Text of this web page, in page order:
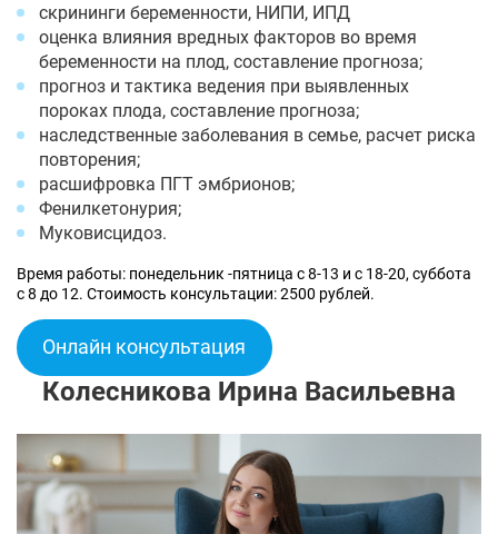
скрининги беременности, НИПИ, ИПД
оценка влияния вредных факторов во время
беременности на плод, составление прогноза;
прогноз и тактика ведения при выявленных
пороках плода, составление прогноза;
наследственные заболевания в семье, расчет риска
повторения;
расшифровка ПГТ эмбрионов;
Фенилкетонурия;
Муковисцидоз.
Время работы: понедельник -пятница с 8-13 и с 18-20, суббота
с 8 до 12. Стоимость консультации: 2500 рублей.
Онлайн консультация
Колесникова Ирина Васильевна